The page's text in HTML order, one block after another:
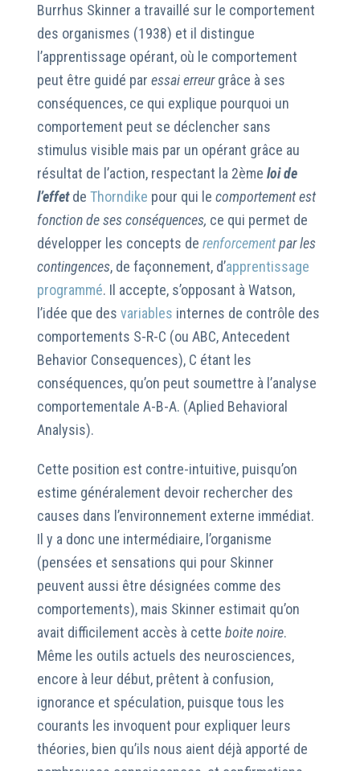
Burrhus Skinner a travaillé sur le comportement
des organismes (1938) et il distingue
l’apprentissage opérant, où le comportement
peut être guidé paressai erreurgrâce à ses
conséquences, ce qui explique pourquoi un
comportement peut se déclencher sans
stimulus visible mais par un opérant grâce au
résultat de l’action, respectant la 2èmeloi de
l’effetdeThorndike pour qui lecomportement est
fonction de ses conséquences, ce qui permet de
développer les concepts derenforcementpar les
contingences, de façonnement, d’apprentissage
programmé. Il accepte, s’opposant à Watson,
l’idée que desvariables internes de contrôle des
comportements S-R-C (ou ABC, Antecedent
Behavior Consequences), C étant les
conséquences, qu’on peut soumettre à l’analyse
comportementale A-B-A. (Aplied Behavioral
Analysis).
Cette position est contre-intuitive, puisqu’on
estime généralement devoir rechercher des
causes dans l’environnement externe immédiat.
Il y a donc une intermédiaire, l’organisme
(pensées et sensations qui pour Skinner
peuvent aussi être désignées comme des
comportements), mais Skinner estimait qu’on
avait difficilement accès à cetteboite noire.
Même les outils actuels des neurosciences,
encore à leur début, prêtent à confusion,
ignorance et spéculation, puisque tous les
courants les invoquent pour expliquer leurs
théories, bien qu’ils nous aient déjà apporté de